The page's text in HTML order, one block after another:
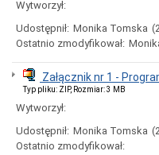
Regulamin
Urzędu
Miejskiego
w
Barwicach
Zarządzenia
Sesji
Rady
Miejskiej
Wytworzył:
Udostępnił: Monika Tomska
Ostatnio zmodyfikował:
Załącznik nr 1 -
Typ pliku: ZIP, Rozmiar: 3 MB
Wytworzył:
Udostępnił: Monika Tomska
Ostatnio zmodyfikował: